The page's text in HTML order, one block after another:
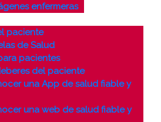
enfermeras
paciente
de Salud
pacientes
del paciente
una App de salud fiable y
una web de salud fiable y